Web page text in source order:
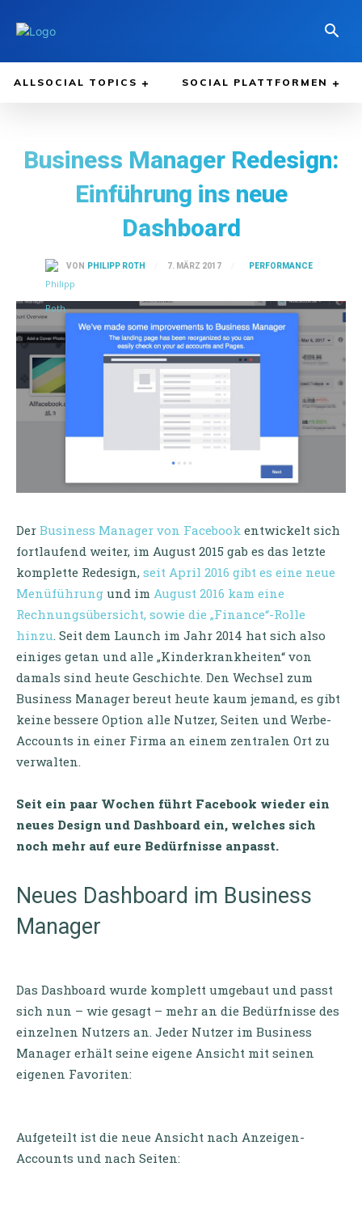
ALLSOCIAL TOPICS SOCIAL PLATTFORMEN
Business Manager Redesign:
Einführung ins neue
Dashboard
VON PHILIPP ROTH 7. MÄRZ 2017 PERFORMANCE
Der Business Manager von Facebook entwickelt sich
fortlaufend weiter, im August 2015 gab es das letzte
komplette Redesign, seit April 2016 gibt es eine neue
Menüführung und im August 2016 kam eine
Rechnungsübersicht, sowie die „Finance“-Rolle
hinzu. Seit dem Launch im Jahr 2014 hat sich also
einiges getan und alle „Kinderkrankheiten“ von
damals sind heute Geschichte. Den Wechsel zum
Business Manager bereut heute kaum jemand, es gibt
keine bessere Option alle Nutzer, Seiten und Werbe-
Accounts in einer Firma an einem zentralen Ort zu
verwalten.
Seit ein paar Wochen führt Facebook wieder ein
neues Design und Dashboard ein, welches sich
noch mehr auf eure Bedürfnisse anpasst.
Neues Dashboard im Business
Manager
Das Dashboard wurde komplett umgebaut und passt
sich nun – wie gesagt – mehr an die Bedürfnisse des
einzelnen Nutzers an. Jeder Nutzer im Business
Manager erhält seine eigene Ansicht mit seinen
eigenen Favoriten:
Aufgeteilt ist die neue Ansicht nach Anzeigen-
Accounts und nach Seiten: